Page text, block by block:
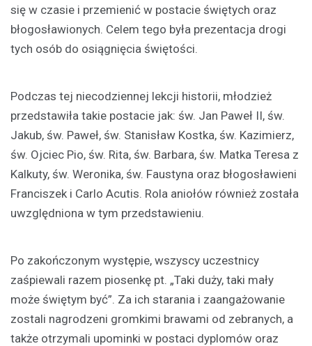
się w czasie i przemienić w postacie świętych oraz
błogosławionych. Celem tego była prezentacja drogi
tych osób do osiągnięcia świętości.
Podczas tej niecodziennej lekcji historii, młodzież
przedstawiła takie postacie jak: św. Jan Paweł II, św.
Jakub, św. Paweł, św. Stanisław Kostka, św. Kazimierz,
św. Ojciec Pio, św. Rita, św. Barbara, św. Matka Teresa z
Kalkuty, św. Weronika, św. Faustyna oraz błogosławieni
Franciszek i Carlo Acutis. Rola aniołów również została
uwzględniona w tym przedstawieniu.
Po zakończonym występie, wszyscy uczestnicy
zaśpiewali razem piosenkę pt. „Taki duży, taki mały
może świętym być”. Za ich starania i zaangażowanie
zostali nagrodzeni gromkimi brawami od zebranych, a
także otrzymali upominki w postaci dyplomów oraz